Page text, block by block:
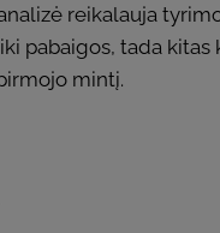
reikalauja
pabaigos, tada kitas
mintį.